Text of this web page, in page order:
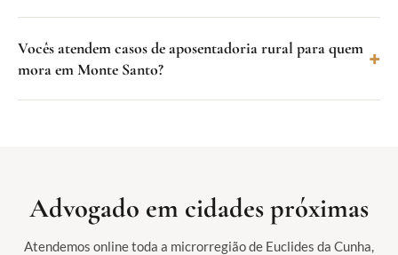
Vocês atendem casos de aposentadoria rural para quem
mora em Monte Santo?
Advogado em cidades próximas
Atendemos online toda a microrregião de Euclides da Cunha,